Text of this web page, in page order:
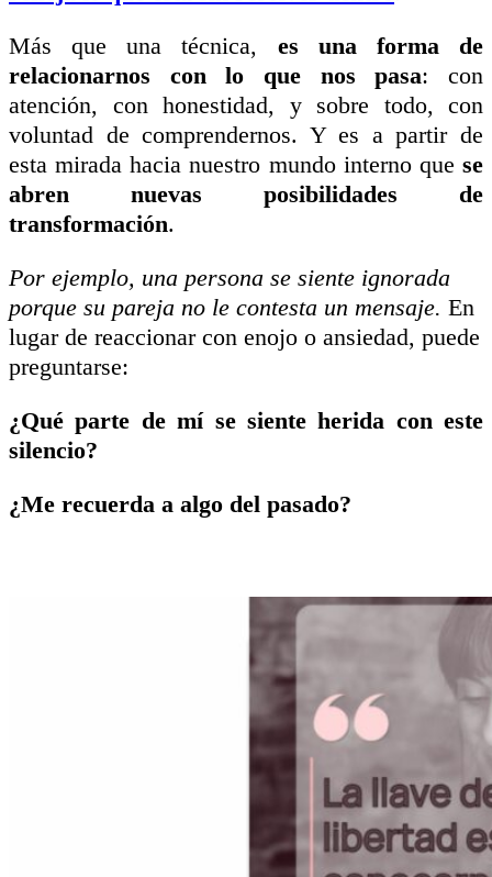
Más que una técnica, es una forma de
relacionarnos con lo que nos pasa: con
atención, con honestidad, y sobre todo, con
voluntad de comprendernos. Y es a partir de
esta mirada hacia nuestro mundo interno que se
abren nuevas posibilidades de
transformación.
Por ejemplo, una persona se siente ignorada
porque su pareja no le contesta un mensaje. En
lugar de reaccionar con enojo o ansiedad, puede
preguntarse:
¿Qué parte de mí se siente herida con este
silencio?
¿Me recuerda a algo del pasado?